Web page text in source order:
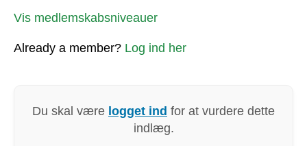
Vis medlemskabsniveauer
Already a member? Log ind her
Du skal være logget ind for at vurdere dette
indlæg.